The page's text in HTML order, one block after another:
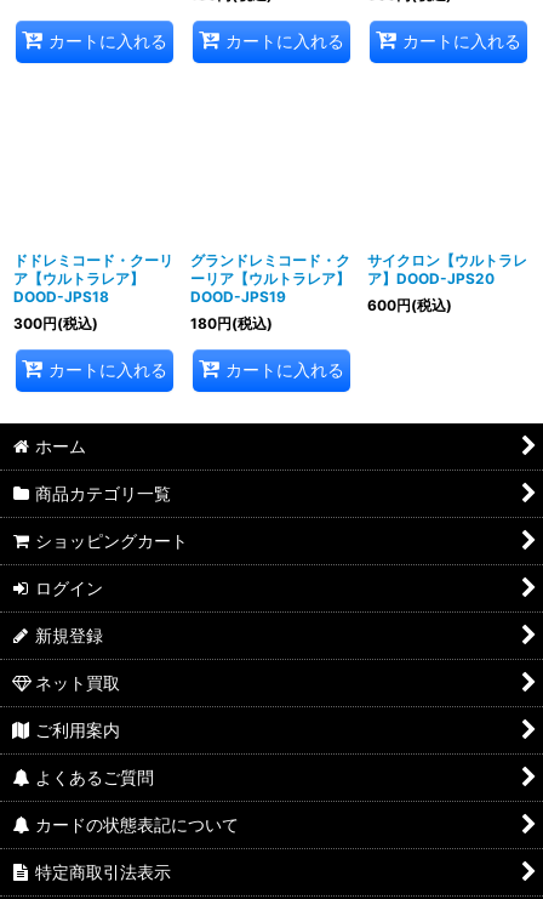
カートに入れる カートに入れる カートに入れる
ドドレミコード・クーリ
ア【ウルトラレア】
DOOD-JPS18
300円(税込)
カートに入れる
グランドレミコード・ク
ーリア【ウルトラレア】
DOOD-JPS19
180円(税込)
カートに入れる
サイクロン【ウルトラレ
ア】DOOD-JPS20
600円(税込)
ホーム
商品カテゴリ一覧
ショッピングカート
ログイン
新規登録
ネット買取
ご利用案内
よくあるご質問
カードの状態表記について
特定商取引法表示